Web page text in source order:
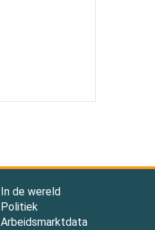
In de wereld
Politiek
Arbeidsmarktdata